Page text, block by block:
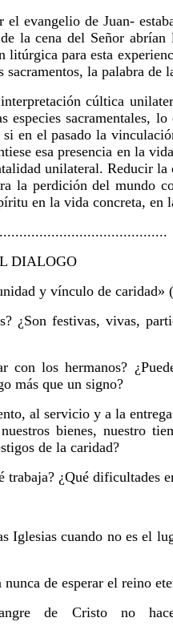
evangelio de Juan-
la cena del Señor
litúrgica para esta
la palabra de
cúltica
especies sacramentales,
en el pasado la
esa presencia en la
unilateral. Reducir
la perdición del mundo
en la vida concreta, en
DIALOGO
y vínculo de caridad»
¿Son festivas, vivas,
los hermanos?
más que un signo?
al servicio y a la
bienes, nuestro
de la caridad?
¿Qué dificultades
Iglesias cuando no es el
de esperar el reino
de Cristo no